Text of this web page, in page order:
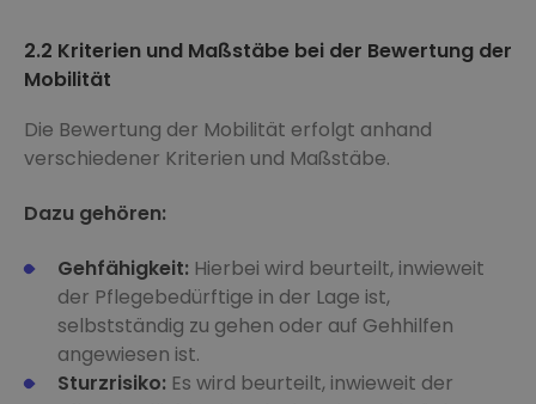
2.2 Kriterien und Maßstäbe bei der Bewertung der
Mobilität
Die Bewertung der Mobilität erfolgt anhand
verschiedener Kriterien und Maßstäbe.
Dazu gehören:
Gehfähigkeit: Hierbei wird beurteilt, inwieweit
der Pflegebedürftige in der Lage ist,
selbstständig zu gehen oder auf Gehhilfen
angewiesen ist.
Sturzrisiko: Es wird beurteilt, inwieweit der